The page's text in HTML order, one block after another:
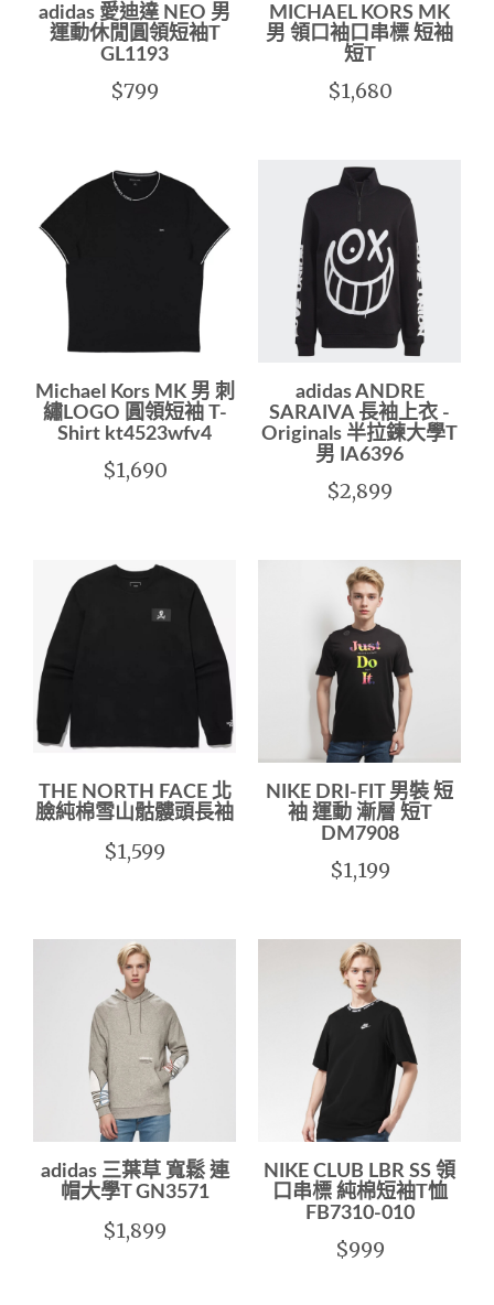
adidas 愛迪達 NEO 男
運動休閒圓領短袖T
GL1193
$799
MICHAEL KORS MK
男 領口袖口串標 短袖
短T
$1,680
Michael Kors MK 男 刺
繡LOGO 圓領短袖 T-
Shirt kt4523wfv4
$1,690
adidas ANDRE
SARAIVA 長袖上衣 -
Originals 半拉鍊大學T
男 IA6396
$2,899
THE NORTH FACE 北
臉純棉雪山骷髏頭長袖
$1,599
NIKE DRI-FIT 男裝 短
袖 運動 漸層 短T
DM7908
$1,199
adidas 三葉草 寬鬆 連
帽大學T GN3571
$1,899
NIKE CLUB LBR SS 領
口串標 純棉短袖T恤
FB7310-010
$999